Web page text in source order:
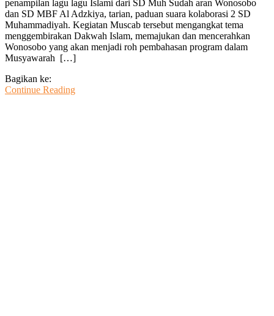
Wonosobo
Diawali
Penampilan
Talenta
Seni
penampilan lagu lagu Islami dari SD Muh Sudah aran Wonosobo
dan SD MBF Al Adzkiya, tarian, paduan suara kolaborasi 2 SD
Muhammadiyah. Kegiatan Muscab tersebut mengangkat tema
menggembirakan Dakwah Islam, memajukan dan mencerahkan
Wonosobo yang akan menjadi roh pembahasan program dalam
Musyawarah […]
Bagikan ke:
Continue Reading